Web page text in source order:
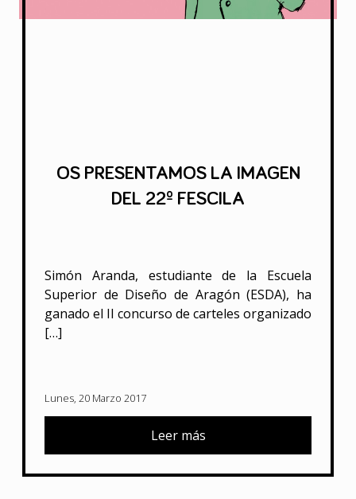
OS PRESENTAMOS LA IMAGEN
DEL 22º FESCILA
Simón Aranda, estudiante de la Escuela
Superior de Diseño de Aragón (ESDA), ha
ganado el II concurso de carteles organizado
[…]
Lunes, 20 Marzo 2017
Leer más